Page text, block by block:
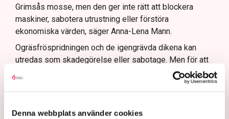
Denna webbplats använder cookies
Grimsås mosse, men den ger inte rätt att blockera
maskiner, sabotera utrustning eller förstöra
ekonomiska värden, säger Anna-Lena Mann.
Ogräsfröspridningen och de igengrävda dikena kan
utredas som skadegörelse eller sabotage. Men för att
polisen ska kunna inleda en utredning direkt på plats
krävs att brottet pågår eller nyss har avslutats, samt
– Anmälningar om till exempel fröspridningen är